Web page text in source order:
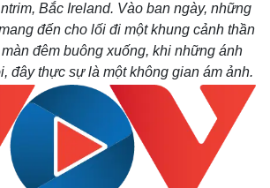
Bắc Ireland. Vào ban ngày, những
đến cho lối đi một khung cảnh thần
đêm buông xuống, khi những ánh
đây thực sự là một không gian ám ảnh.